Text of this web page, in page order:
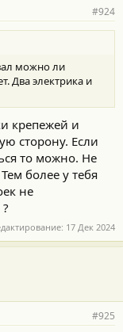
#924
можно ли
Два электрика и
крепежей и
сторону. Если
то можно. Не
более у тебя
не
17 Дек 2024
#925